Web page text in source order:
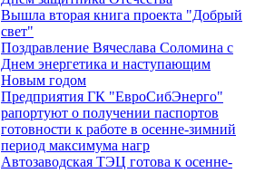
Вышла вторая книга проекта "Добрый
свет"
Поздравление Вячеслава Соломина с
Днем энергетика и наступающим
Новым годом
Предприятия ГК "ЕвроСибЭнерго"
рапортуют о получении паспортов
готовности к работе в осенне-зимний
период максимума нагр
Автозаводская ТЭЦ готова к осенне-